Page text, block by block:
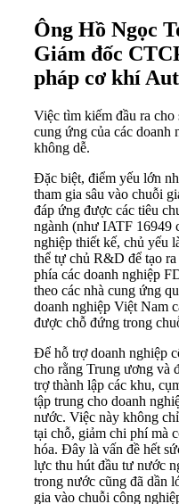
Ông Hồ Ngọc
Giám đốc
pháp cơ khí
Việc tìm kiếm đầu ra cho
cung ứng của các
không dễ.
Đặc biệt, điểm yếu lớn
tham gia sâu vào chuỗi
đáp ứng được các tiêu
ngành (như IATF 16949
nghiệp thiết kế, chủ yếu
thể tự chủ R&D để tạo
phía các doanh nghiệp
theo các nhà cung ứng
doanh nghiệp Việt Nam
được chỗ đứng trong
Để hỗ trợ doanh nghiệp
cho rằng Trung ương và
trợ thành lập các khu,
tập trung cho doanh
nước. Việc này không
tại chỗ, giảm chi phí mà
hóa. Đây là vấn đề hết
lực thu hút đầu tư nước
trong nước cũng đã dần
gia vào chuỗi công